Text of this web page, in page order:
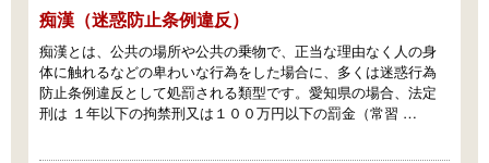
痴漢（迷惑防止条例違反）
痴漢とは、公共の場所や公共の乗物で、正当な理由なく人の身
体に触れるなどの卑わいな行為をした場合に、多くは迷惑行為
防止条例違反として処罰される類型です。愛知県の場合、法定
刑は １年以下の拘禁刑又は１００万円以下の罰金（常習 …